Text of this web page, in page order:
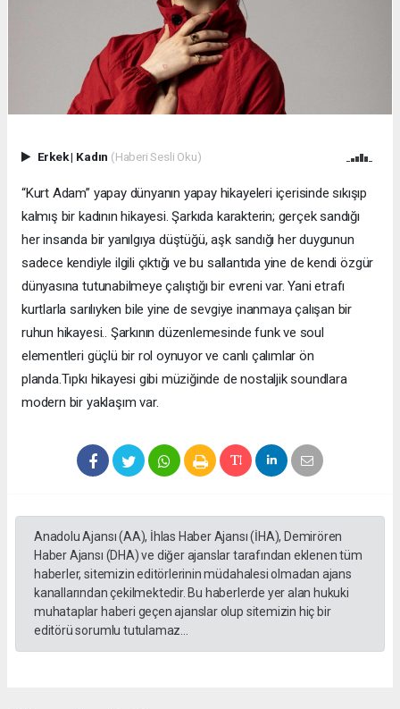
Erkek| Kadın (Haberi Sesli Oku)
“Kurt Adam” yapay dünyanın yapay hikayeleri içerisinde sıkışıp
kalmış bir kadının hikayesi. Şarkıda karakterin; gerçek sandığı
her insanda bir yanılgıya düştüğü, aşk sandığı her duygunun
sadece kendiyle ilgili çıktığı ve bu sallantıda yine de kendi özgür
dünyasına tutunabilmeye çalıştığı bir evreni var. Yani etrafı
kurtlarla sarılıyken bile yine de sevgiye inanmaya çalışan bir
ruhun hikayesi.. Şarkının düzenlemesinde funk ve soul
elementleri güçlü bir rol oynuyor ve canlı çalımlar ön
planda.Tıpkı hikayesi gibi müziğinde de nostaljik soundlara
modern bir yaklaşım var.
Anadolu Ajansı (AA), İhlas Haber Ajansı (İHA), Demirören
Haber Ajansı (DHA) ve diğer ajanslar tarafından eklenen tüm
haberler, sitemizin editörlerinin müdahalesi olmadan ajans
kanallarından çekilmektedir. Bu haberlerde yer alan hukuki
muhataplar haberi geçen ajanslar olup sitemizin hiç bir
editörü sorumlu tutulamaz...